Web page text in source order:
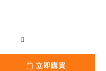
立即購買